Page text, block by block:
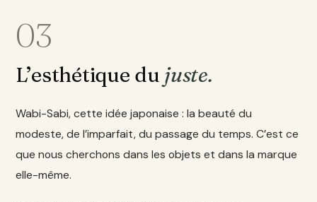
03
L’esthétique du juste.
Wabi-Sabi, cette idée japonaise : la beauté du
modeste, de l’imparfait, du passage du temps. C’est ce
que nous cherchons dans les objets et dans la marque
elle-même.